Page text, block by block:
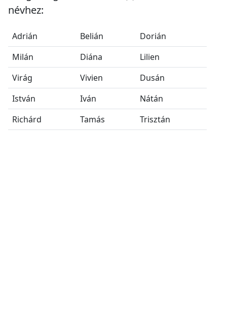
névhez:
Adrián Belián
Dorián
Milán
Diána
Lilien
Virág
Vivien
Dusán
István
Iván
Nátán
Richárd
Tamás Trisztán